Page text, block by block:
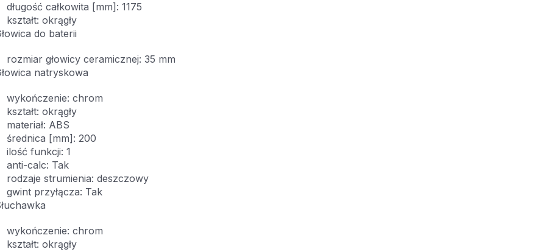
długość całkowita [mm]: 1175
kształt: okrągły
do baterii
rozmiar głowicy ceramicznej: 35 mm
natryskowa
wykończenie: chrom
kształt: okrągły
materiał: ABS
średnica [mm]: 200
ilość funkcji: 1
anti-calc: Tak
rodzaje strumienia: deszczowy
gwint przyłącza: Tak
wykończenie: chrom
kształt: okrągły